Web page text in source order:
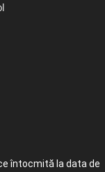
întocmită la data de